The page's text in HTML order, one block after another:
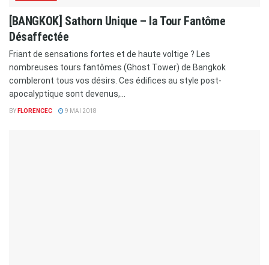
[BANGKOK] Sathorn Unique – la Tour Fantôme
Désaffectée
Friant de sensations fortes et de haute voltige ? Les
nombreuses tours fantômes (Ghost Tower) de Bangkok
combleront tous vos désirs. Ces édifices au style post-
apocalyptique sont devenus,...
BY FLORENCEC 9 MAI 2018